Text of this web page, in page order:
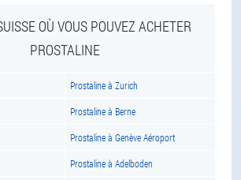
OÙ VOUS POUVEZ ACHETER
PROSTALINE
Prostaline à Zurich
Prostaline à Berne
Prostaline à Genève Aéroport
Prostaline à Adelboden